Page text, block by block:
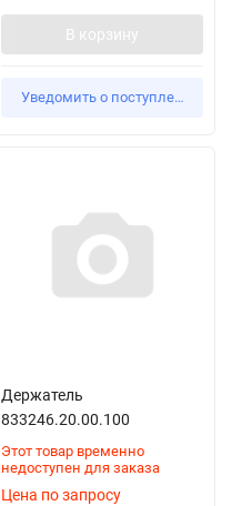
В корзину
Уведомить о поступлении
Держатель
833246.20.00.100
Этот товар временно
недоступен для заказа
Цена по запросу